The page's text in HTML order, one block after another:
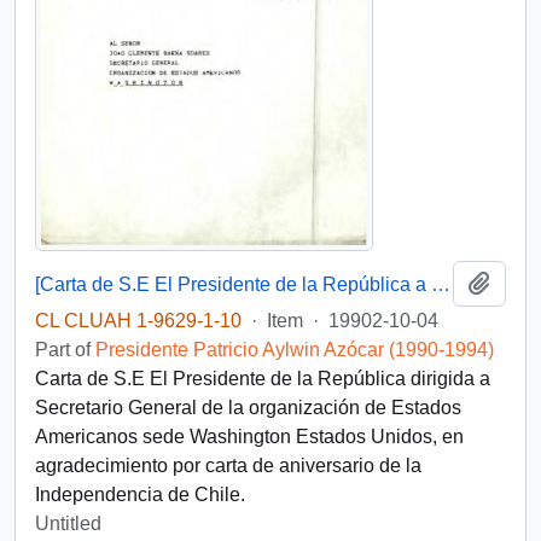
[Carta de S.E El Presidente de la República a Secretario General organización de Estados Americanos]
CL CLUAH 1-9629-1-10 · Item · 19902-10-04
Part of Presidente Patricio Aylwin Azócar (1990-1994)
Carta de S.E El Presidente de la República dirigida a
Secretario General de la organización de Estados
Americanos sede Washington Estados Unidos, en
agradecimiento por carta de aniversario de la
Independencia de Chile.
Untitled